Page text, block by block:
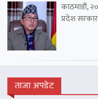
काठमाडौं, २०
प्रदेश
ताजा अपडेट